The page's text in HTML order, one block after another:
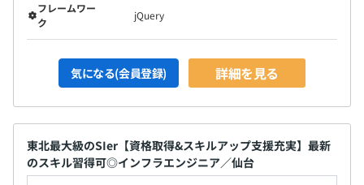
フレームワー
ク
jQuery
気になる(会員登録) 詳細を見る
東北最大級のSIer【資格取得&スキルアップ支援充実】最新
のスキル習得可◎インフラエンジニア／仙台